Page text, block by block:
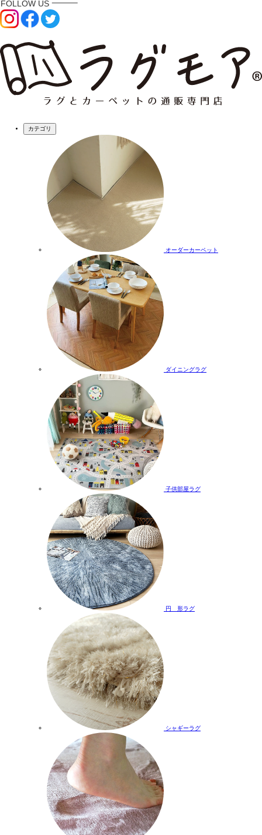
カテゴリ
オーダーカーペット
ダイニングラグ
子供部屋ラグ
円 形ラグ
シャギーラグ